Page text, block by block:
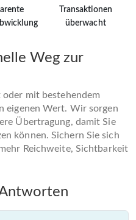
Transaktionen
überwacht
Weg zur
mit bestehendem
eigenen Wert. Wir sorgen
Übertragung, damit Sie
können. Sichern Sie sich
Reichweite, Sichtbarkeit